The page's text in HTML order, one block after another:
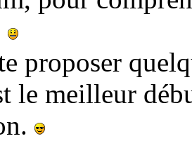
proposer
le meilleur